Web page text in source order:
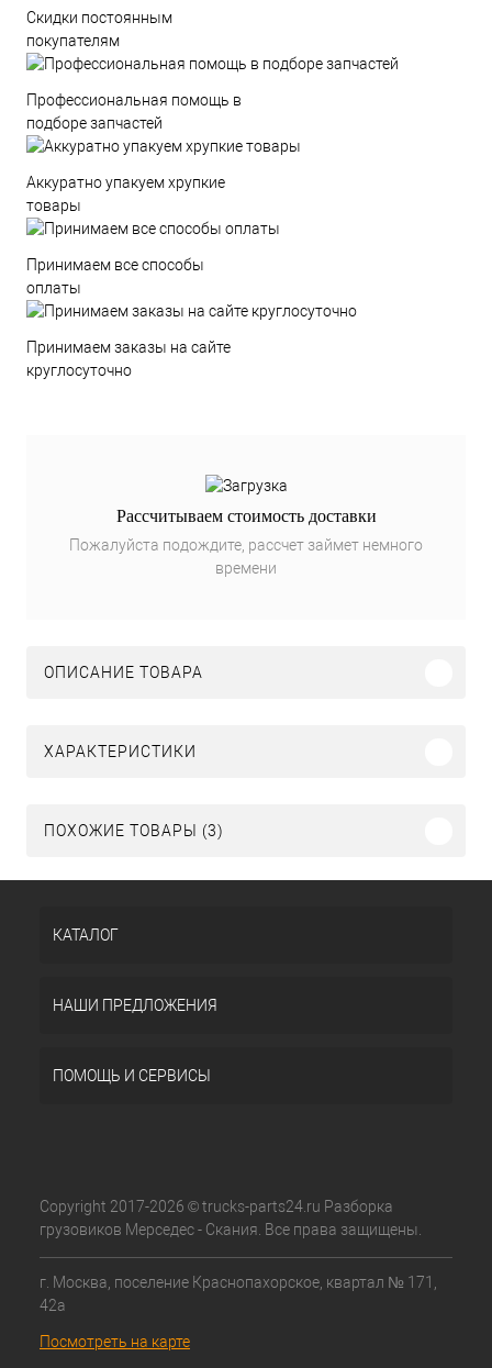
Скидки постоянным
покупателям
Профессиональная помощь в
подборе запчастей
Аккуратно упакуем хрупкие
товары
Принимаем все способы
оплаты
Принимаем заказы на сайте
круглосуточно
Рассчитываем стоимость доставки
Пожалуйста подождите, рассчет займет немного
времени
ОПИСАНИЕ ТОВАРА
ХАРАКТЕРИСТИКИ
ПОХОЖИЕ ТОВАРЫ (3)
КАТАЛОГ
НАШИ ПРЕДЛОЖЕНИЯ
ПОМОЩЬ И СЕРВИСЫ
Copyright 2017-2026 © trucks-parts24.ru Разборка
грузовиков Мерседес - Скания. Все права защищены.
г. Москва, поселение Краснопахорское, квартал № 171,
42а
Посмотреть на карте